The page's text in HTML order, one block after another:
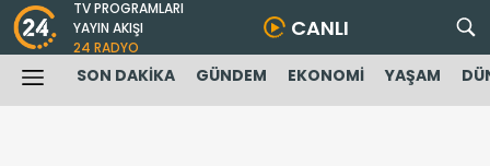
TV PROGRAMLARI
YAYIN AKIŞI
24 RADYO
CANLI
SON DAKİKA GÜNDEM EKONOMİ YAŞAM